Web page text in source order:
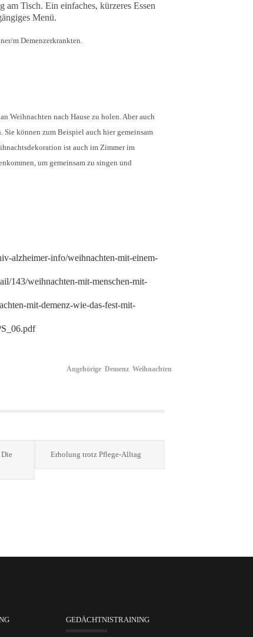
am Tisch. Ein einfaches, kürzeres Essen
Menü.
m Demenzerkrankten.
Weihnachten nach Hause zu holen. Aber auch
können zum Beispiel auch hier gemeinsam
ist auch im Zimmer im
um gemeinsam zu singen und
alzheimer-info/weihnachten-mit-einem-
143/weihnachten-mit-menschen-mit-
mit-demenz-wie-das-fest-mit-
Angehörige Demenz Weihnachten
Erholung trotz Pflege-Alltag
GEDÄCHTNISTRAINING